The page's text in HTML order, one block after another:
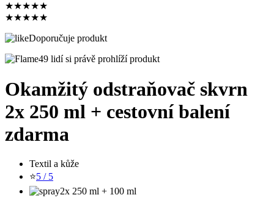
★★★★★
★★★★★
Doporučuje produkt
49 lidí si právě prohlíží produkt
Okamžitý odstraňovač skvrn
2x 250 ml + cestovní balení
zdarma
Textil a kůže
⭐5 / 5
2x 250 ml + 100 ml